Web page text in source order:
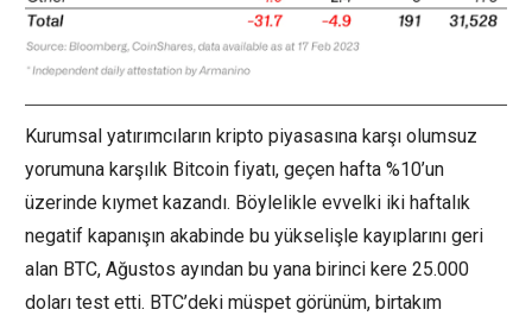
Kurumsal yatırımcıların kripto piyasasına karşı olumsuz
yorumuna karşılık Bitcoin fiyatı, geçen hafta %10’un
üzerinde kıymet kazandı. Böylelikle evvelki iki haftalık
negatif kapanışın akabinde bu yükselişle kayıplarını geri
alan BTC, Ağustos ayından bu yana birinci kere 25.000
doları test etti. BTC’deki müspet görünüm, birtakım